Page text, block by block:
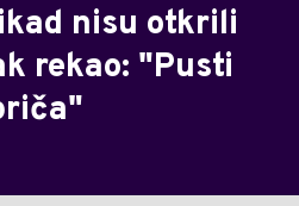
nisu otkrili
rekao: "Pusti